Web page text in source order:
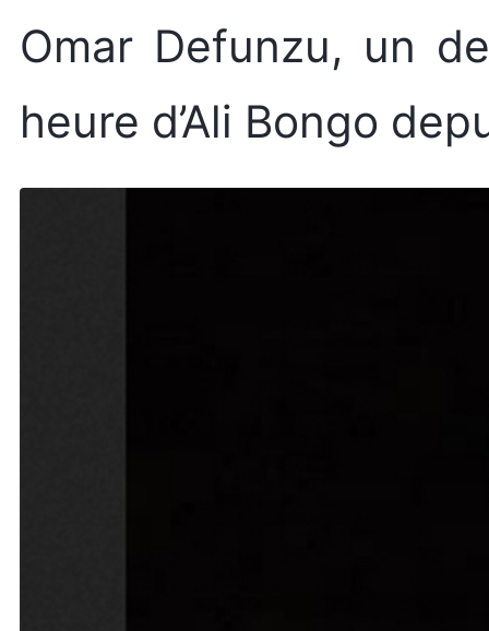
Omar Defunzu, un
heure d’Ali Bongo